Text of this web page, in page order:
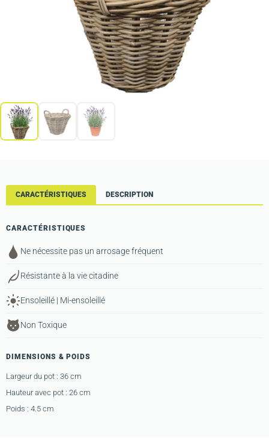
CARACTÉRISTIQUES DESCRIPTION
CARACTÉRISTIQUES
Ne nécessite pas un arrosage fréquent
Résistante à la vie citadine
Ensoleillé | Mi-ensoleillé
Non Toxique
DIMENSIONS & POIDS
Largeur du pot : 36 cm
Hauteur avec pot : 26 cm
Poids : 4.5 cm